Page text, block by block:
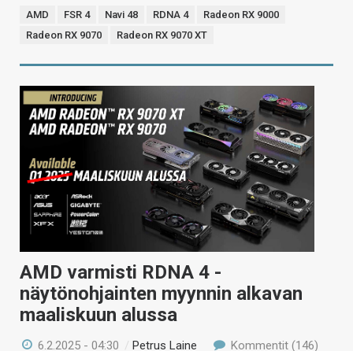
AMD FSR 4 Navi 48 RDNA 4
Radeon RX 9000
Radeon RX 9070
Radeon RX 9070 XT
AMD varmisti RDNA 4 -
näytönohjainten myynnin alkavan
maaliskuun alussa
6.2.2025 - 04:30 /Petrus Laine Kommentit (146)